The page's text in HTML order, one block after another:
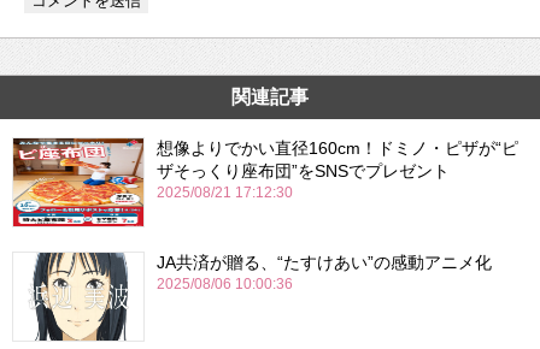
関連記事
想像よりでかい直径160cm！ドミノ・ピザが“ピ
ザそっくり座布団”をSNSでプレゼント
2025/08/21 17:12:30
JA共済が贈る、“たすけあい”の感動アニメ化
2025/08/06 10:00:36